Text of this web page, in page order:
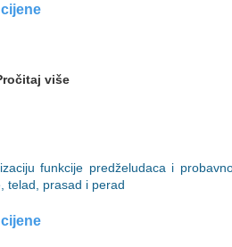
više
funkcije predželudaca i
telad, prasad i perad